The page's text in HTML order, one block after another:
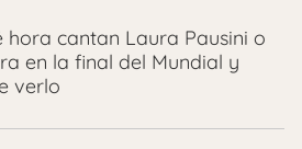
hora cantan Laura Pausini o
en la final del Mundial y
verlo